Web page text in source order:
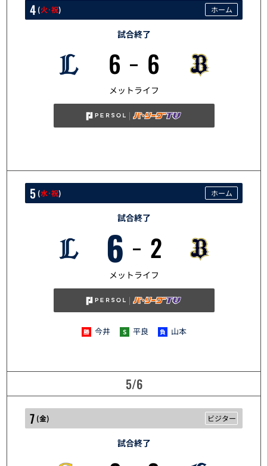
4 (火･祝) ホーム
試合終了
6 6
メットライフ
5/5
5 (水･祝) ホーム
試合終了
6 2
メットライフ
今井 平良 山本
5/6
7 (金) ビジター
試合終了